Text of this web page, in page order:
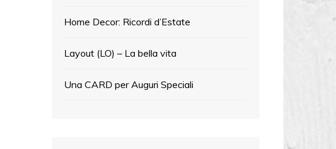
Home Decor: Ricordi d’Estate
Layout (LO) – La bella vita
Una CARD per Auguri Speciali